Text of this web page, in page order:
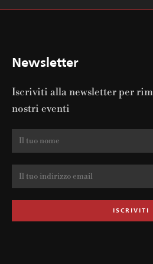
Newsletter
Iscriviti alla newsletter per
nostri eventi